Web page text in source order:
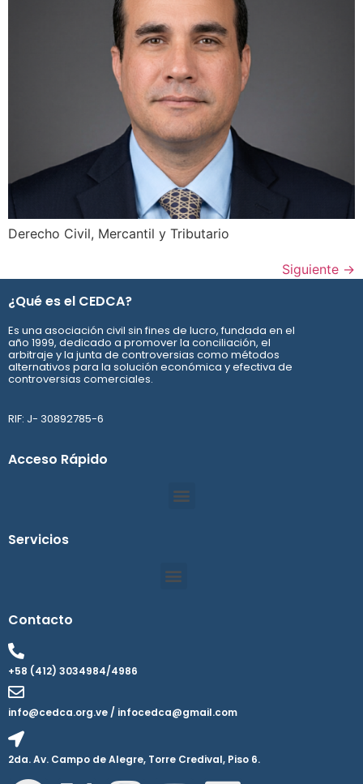
Derecho Civil, Mercantil y Tributario
Siguiente →
¿Qué es el CEDCA?
Es una asociación civil sin fines de lucro, fundada en el
año 1999, dedicado a promover la conciliación, el
arbitraje y la junta de controversias como métodos
alternativos para la solución económica y efectiva de
controversias comerciales.
RIF: J- 30892785-6
Acceso Rápido
Servicios
Contacto
+58 (412) 3034984/4986
info@cedca.org.ve / infocedca@gmail.com
2da. Av. Campo de Alegre, Torre Credival, Piso 6.